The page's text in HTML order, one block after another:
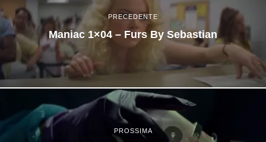
PRECEDENTE
Maniac 1×04 – Furs By Sebastian
PROSSIMA